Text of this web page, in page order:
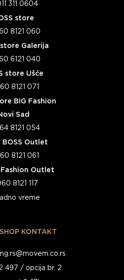
311 0604
store
8121 060
store Galerija
6121 040
store Ušće
8121 071
BIG Fashion
Sad
8121 054
BOSS Outlet
8121 061
Fashion Outlet
8121 117
vreme
KONTAKT
497 / opcija br. 2